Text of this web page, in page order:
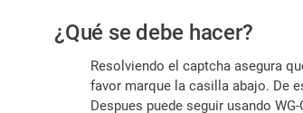
es
humano
¿Qué se debe hacer?
Resolviendo el captcha asegura
favor marque la casilla abajo. De
Despues puede seguir usando